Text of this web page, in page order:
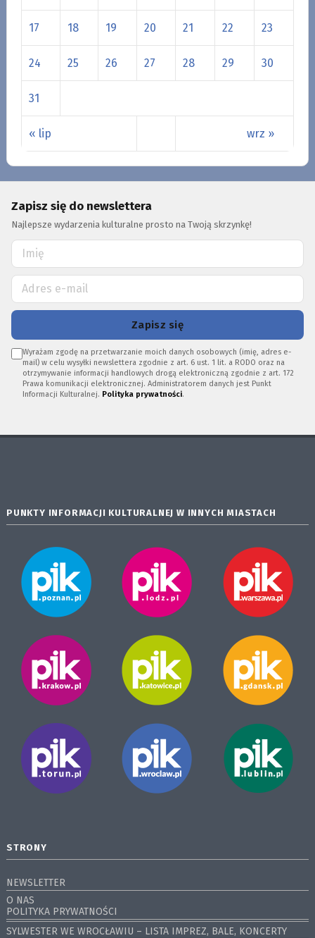
« lip wrz »
17 18 19 20 21 22 23
24 25 26 27 28 29 30
31
Zapisz się do newslettera
Najlepsze wydarzenia kulturalne prosto na Twoją skrzynkę!
Zapisz się
Wyrażam zgodę na przetwarzanie moich danych osobowych (imię, adres e-
mail) w celu wysyłki newslettera zgodnie z art. 6 ust. 1 lit. a RODO oraz na
otrzymywanie informacji handlowych drogą elektroniczną zgodnie z art. 172
Prawa komunikacji elektronicznej. Administratorem danych jest Punkt
Informacji Kulturalnej. Polityka prywatności.
PUNKTY INFORMACJI KULTURALNEJ W INNYCH MIASTACH
STRONY
NEWSLETTER
O NAS
POLITYKA PRYWATNOŚCI
SYLWESTER WE WROCŁAWIU – LISTA IMPREZ, BALE, KONCERTY